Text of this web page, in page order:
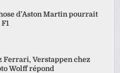
d’Aston Martin pourrait
Ferrari, Verstappen chez
Wolff répond